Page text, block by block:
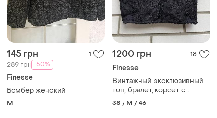
145 грн 1
289 грн -50%
Finesse
Бомбер женский
M
1200 грн 18
Finesse
Винтажный эксклюзивный
топ, бралет, корсет с
вышивкой бисером, ручная
работа finesse
38 / M / 46